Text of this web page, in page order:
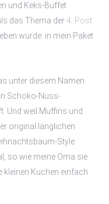
und Keks-Buffet
das Thema der 4. Post
wurde: in mein Paket
unter diesem Namen
Schoko-Nuss-
Und weil Muffins und
original länglichen
Style.
so wie meine Oma sie
kleinen Kuchen einfach